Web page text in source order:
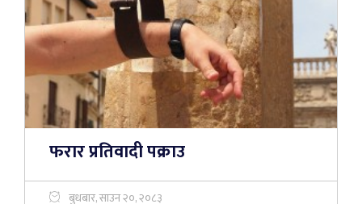
फरार प्रतिवादी पक्राउ
बुधबार, साउन २०, २०८३